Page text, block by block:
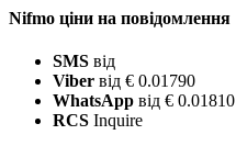
Nifmo ціни на повідомлення
SMS від
Viber від € 0.01790
WhatsApp від € 0.01810
RCS Inquire